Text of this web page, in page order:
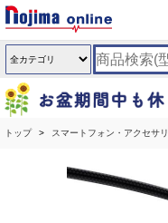
トップ スマートフォン・アクセサリ